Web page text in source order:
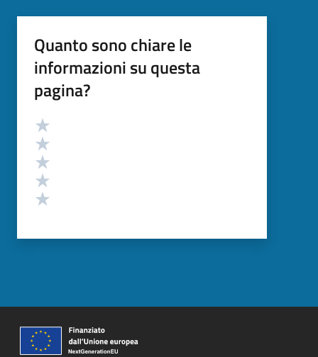
Quanto sono chiare le
informazioni su questa
pagina?
Valutazione